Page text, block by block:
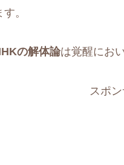
。
の解体論は覚醒にお
スポ